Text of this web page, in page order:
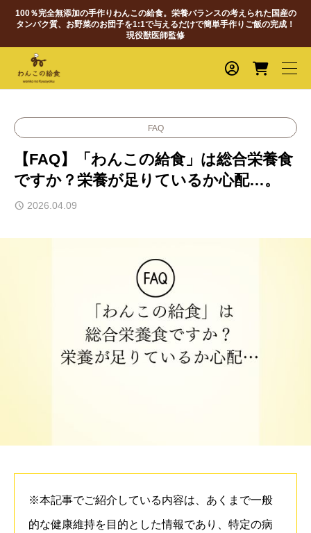
100％完全無添加の手作りわんこの給食。栄養バランスの考えられた国産の
タンパク質、お野菜のお団子を1:1で与えるだけで簡単手作りご飯の完成！
現役獣医師監修
FAQ
【FAQ】「わんこの給食」は総合栄養食
ですか？栄養が足りているか心配…。
2026.04.09
※本記事でご紹介している内容は、あくまで一般
的な健康維持を目的とした情報であり、特定の病